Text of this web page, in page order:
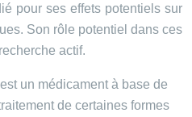
pour ses effets potentiels sur
Son rôle potentiel dans ces
actif.
un médicament à base de
de certaines formes